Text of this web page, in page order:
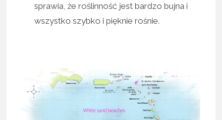
sprawia, że roślinność jest bardzo bujna i
wszystko szybko i pięknie rośnie.